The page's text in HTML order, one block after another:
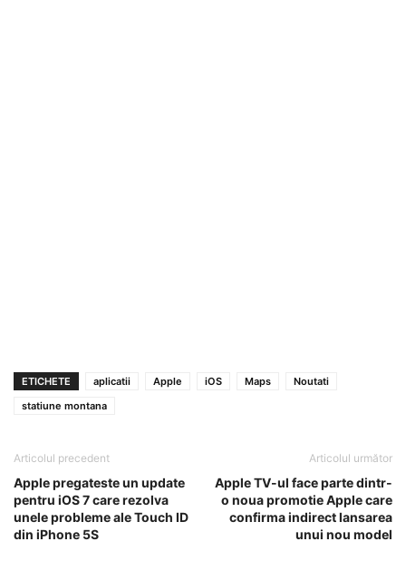
ETICHETE aplicatii Apple iOS Maps
Noutati
statiune montana
Articolul precedent
Apple pregateste un update
pentru iOS 7 care rezolva
unele probleme ale Touch ID
din iPhone 5S
Articolul următor
Apple TV-ul face parte dintr-
o noua promotie Apple care
confirma indirect lansarea
unui nou model